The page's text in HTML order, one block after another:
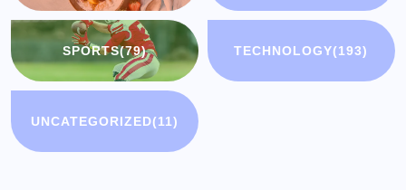
SPORTS(79) TECHNOLOGY(193)
UNCATEGORIZED(11)